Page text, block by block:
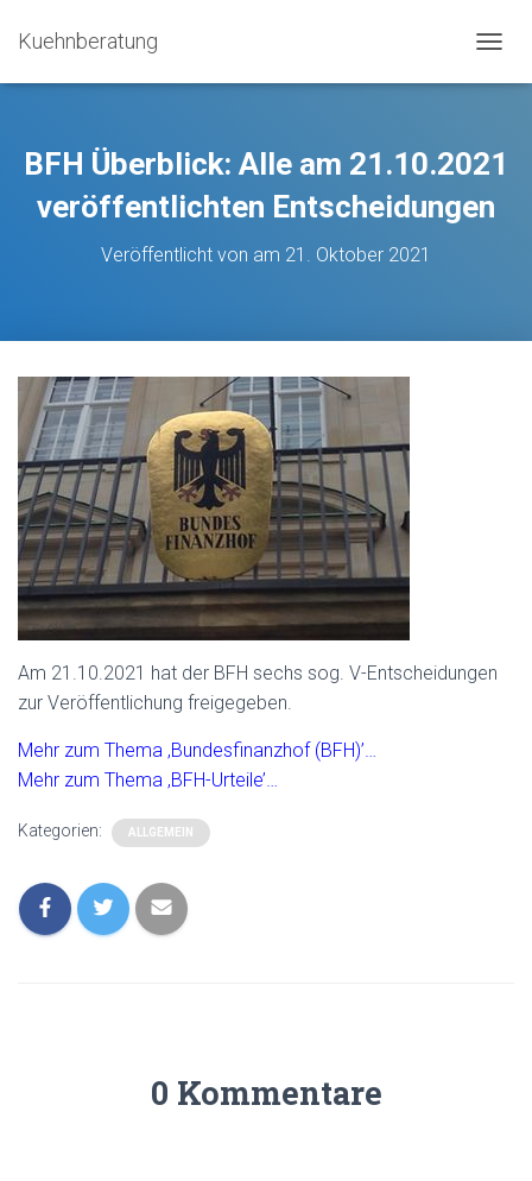
Kuehnberatung
A
G
A
I
BFH Überblick: Alle am 21.10.2021
veröffentlichten Entscheidungen
Veröffentlicht von am 21. Oktober 2021
Am 21.10.2021 hat der BFH sechs sog. V-Entscheidungen
zur Veröffentlichung freigegeben.
Mehr zum Thema ‚Bundesfinanzhof (BFH)’…
Mehr zum Thema ‚BFH-Urteile’…
Kategorien: ALLGEMEIN
0 Kommentare